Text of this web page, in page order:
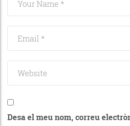
Desa el meu nom, correu